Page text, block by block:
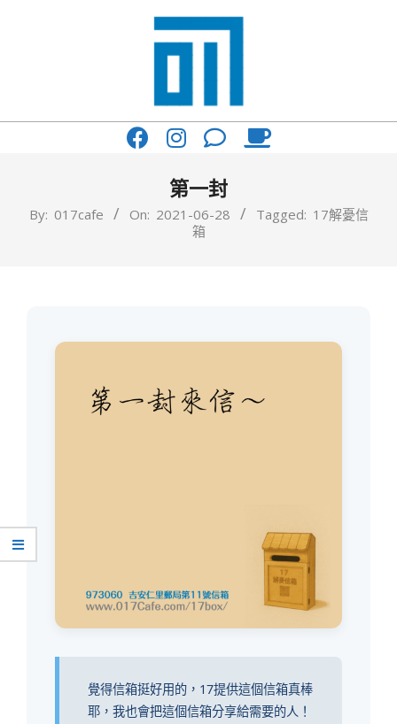
017
你
第一封
By: 017cafe On: 2021-06-28 Tagged: 17解憂信
箱
覺得信箱挺好用的，17提供這個信箱真棒
耶，我也會把這個信箱分享給需要的人！